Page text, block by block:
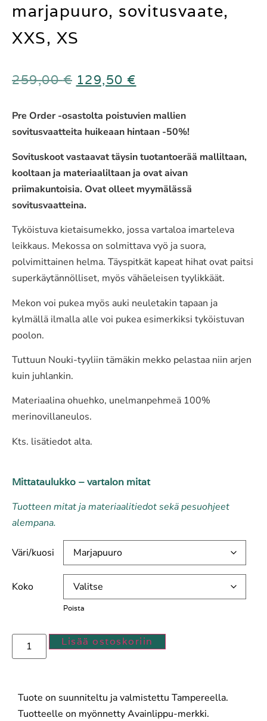
marjapuuro, sovitusvaate,
XXS, XS
259,00€ 129,50 €
Pre Order -osastolta poistuvien mallien
sovitusvaatteita huikeaan hintaan -50%!
Sovituskoot vastaavat täysin tuotantoerää malliltaan,
kooltaan ja materiaaliltaan ja ovat aivan
priimakuntoisia. Ovat olleet myymälässä
sovitusvaatteina.
Tyköistuva kietaisumekko, jossa vartaloa imarteleva
leikkaus. Mekossa on solmittava vyö ja suora,
polvimittainen helma. Täyspitkät kapeat hihat ovat paitsi
superkäytännölliset, myös vähäeleisen tyylikkäät.
Mekon voi pukea myös auki neuletakin tapaan ja
kylmällä ilmalla alle voi pukea esimerkiksi tyköistuvan
poolon.
Tuttuun Nouki-tyyliin tämäkin mekko pelastaa niin arjen
kuin juhlankin.
Materiaalina ohuehko, unelmanpehmeä 100%
merinovillaneulos.
Kts. lisätiedot alta.
Mittataulukko – vartalon mitat
Tuotteen mitat ja materiaalitiedot sekä pesuohjeet
alempana.
Väri/kuosi
Koko
Poista
Lisää ostoskoriin
Tuote on suunniteltu ja valmistettu Tampereella.
Tuotteelle on myönnetty Avainlippu-merkki.